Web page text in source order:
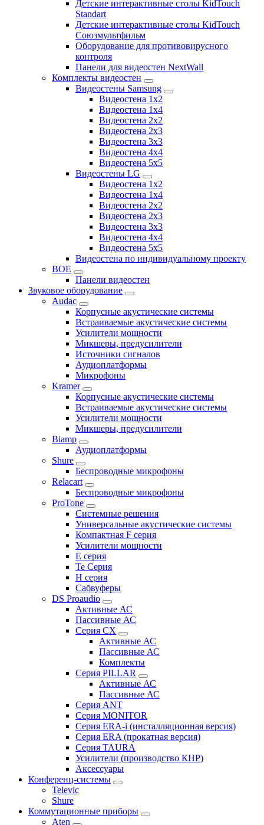
Детские интерактивные столы KidTouch
Standart
Детские интерактивные столы KidTouch
Союзмультфильм
Оборудование для противовирусного
контроля
Панели для видеостен NextWall
Комплекты видеостен
Видеостены Samsung
Видеостена 1x2
Видеостена 1x4
Видеостена 2x2
Видеостена 2х3
Видеостена 3x3
Видеостена 4x4
Видеостена 5x5
Видеостены LG
Видеостена 1x2
Видеостена 1x4
Видеостена 2x2
Видеостена 2x3
Видеостена 3x3
Видеостена 4x4
Видеостена 5x5
Видеостена по индивидуальному проекту
BOE
Панели видеостен
Звуковое оборудование
Audac
Корпусные акустические системы
Встраиваемые акустические системы
Усилители мощности
Микшеры, предусилители
Источники сигналов
Аудиоплатформы
Микрофоны
Kramer
Корпусные акустические системы
Встраиваемые акустические системы
Усилители мощности
Микшеры, предусилители
Biamp
Аудиоплатформы
Shure
Беспроводные микрофоны
Relacart
Беспроводные микрофоны
ProTone
Системные решения
Универсальные акустические системы
Компактная F серия
Усилители мощности
E серия
Te Серия
H серия
Сабвуферы
DS Proaudio
Активные АС
Пассивные АС
Серия CX
Активные АС
Пассивные АС
Комплекты
Серия PILLAR
Активные АС
Пассивные АС
Серия ANT
Серия MONITOR
Серия ERA-i (инсталляционная версия)
Серия ERA (прокатная версия)
Серия TAURA
Усилители (производство КНР)
Аксессуары
Конференц-системы
Televic
Shure
Коммутационные приборы
Aten